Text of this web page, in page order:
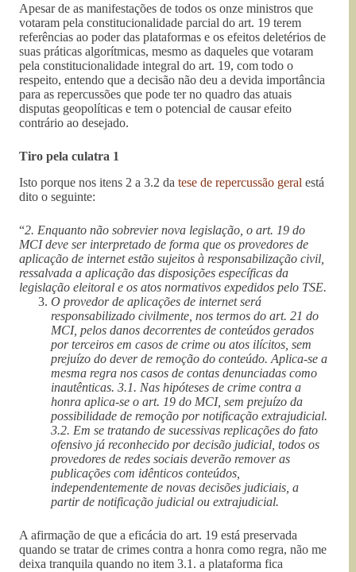
Apesar de as manifestações de todos os onze ministros que
votaram pela constitucionalidade parcial do art. 19 terem
referências ao poder das plataformas e os efeitos deletérios de
suas práticas algorítmicas, mesmo as daqueles que votaram
pela constitucionalidade integral do art. 19, com todo o
respeito, entendo que a decisão não deu a devida importância
para as repercussões que pode ter no quadro das atuais
disputas geopolíticas e tem o potencial de causar efeito
contrário ao desejado.
Tiro pela culatra 1
Isto porque nos itens 2 a 3.2 da tese de repercussão geral está
dito o seguinte:
“2. Enquanto não sobrevier nova legislação, o art. 19 do
MCI deve ser interpretado de forma que os provedores de
aplicação de internet estão sujeitos à responsabilização civil,
ressalvada a aplicação das disposições específicas da
legislação eleitoral e os atos normativos expedidos pelo TSE.
O provedor de aplicações de internet será
responsabilizado civilmente, nos termos do art. 21 do
MCI, pelos danos decorrentes de conteúdos gerados
por terceiros em casos de crime ou atos ilícitos, sem
prejuízo do dever de remoção do conteúdo. Aplica-se a
mesma regra nos casos de contas denunciadas como
inautênticas. 3.1. Nas hipóteses de crime contra a
honra aplica-se o art. 19 do MCI, sem prejuízo da
possibilidade de remoção por notificação extrajudicial.
3.2. Em se tratando de sucessivas replicações do fato
ofensivo já reconhecido por decisão judicial, todos os
provedores de redes sociais deverão remover as
publicações com idênticos conteúdos,
independentemente de novas decisões judiciais, a
partir de notificação judicial ou extrajudicial.
A afirmação de que a eficácia do art. 19 está preservada
quando se tratar de crimes contra a honra como regra, não me
deixa tranquila quando no item 3.1. a plataforma fica